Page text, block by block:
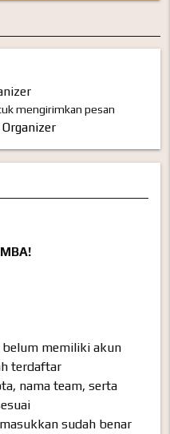
mengirimkan pesan
memiliki akun
terdaftar
nama team, serta
sudah benar